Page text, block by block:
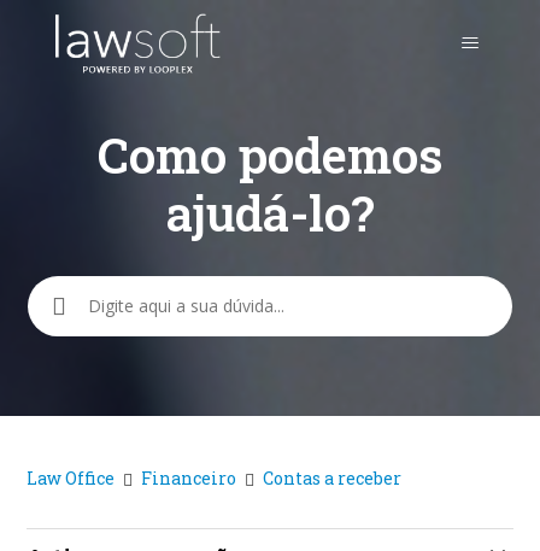
Como podemos
ajudá-lo?
Pesquisa
Law Office Financeiro Contas a receber